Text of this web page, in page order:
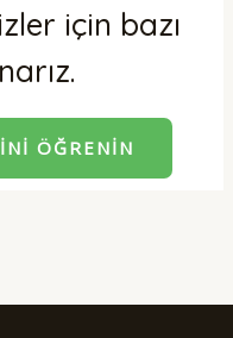
için bazı
ÖĞRENIN